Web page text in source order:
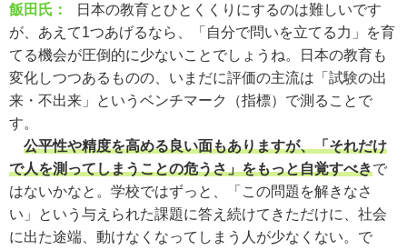
飯田氏：
日本の教育とひとくくりにするのは難しいです
が、あえて1つあげるなら、「自分で問いを立てる力」を育
てる機会が圧倒的に少ないことでしょうね。日本の教育も
変化しつつあるものの、いまだに評価の主流は「試験の出
来・不出来」というベンチマーク（指標）で測ることで
す。
公平性や精度を高める良い面もありますが、「それだけ
で人を測ってしまうことの危うさ」をもっと自覚すべきで
はないかなと。学校ではずっと、「この問題を解きなさ
い」という与えられた課題に答え続けてきただけに、社会
に出た途端、動けなくなってしまう人が少なくない。で